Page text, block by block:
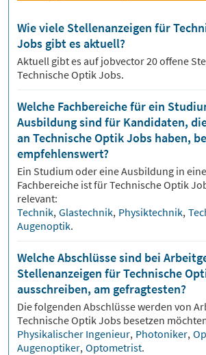
Wie viele Stellenanzeigen für
Jobs gibt es aktuell?
Aktuell gibt es auf jobvector20offene
Technische Optik Jobs.
Welche Fachbereiche für ein
Ausbildung sind für Kandidaten,
an Technische Optik Jobs haben,
empfehlenswert?
Ein Studium oder eine Ausbildung in
Fachbereiche ist fürTechnische Optik
relevant:
Technik, Glastechnik, Physiktechnik,
Augenoptik.
Welche Abschlüsse sind bei
Stellenanzeigen für Technische
ausschreiben, am gefragtesten?
Die folgenden Abschlüsse werden von
Technische OptikJobs besetzen
Physikalischer Ingenieur, Photoniker,
Augenoptiker, Optometrist.